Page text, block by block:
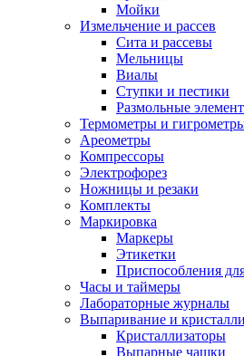
Мойки
Измельчение и рассев
Сита и рассевы
Мельницы
Виалы
Ступки и пестики
Размольные
Термометры и
Ареометры
Компрессоры
Электрофорез
Ножницы и резаки
Комплекты
Маркировка
Маркеры
Этикетки
Приспособления
Часы и таймеры
Лабораторные журналы
Выпаривание и
Кристаллизаторы
Выпарные чашки